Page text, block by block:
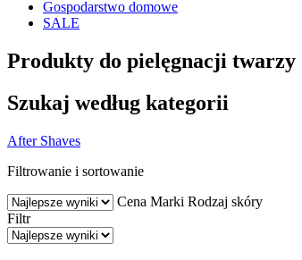
Gospodarstwo domowe
SALE
Produkty do pielęgnacji
Szukaj według kategorii
After Shaves
Filtrowanie i sortowanie
Cena Marki Rodzaj skóry
Filtr